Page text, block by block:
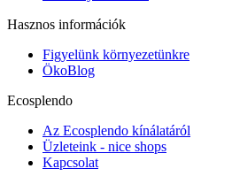
Hasznos információk
Figyelünk környezetünkre
ÖkoBlog
Ecosplendo
Az Ecosplendo kínálatáról
Üzleteink - nice shops
Kapcsolat